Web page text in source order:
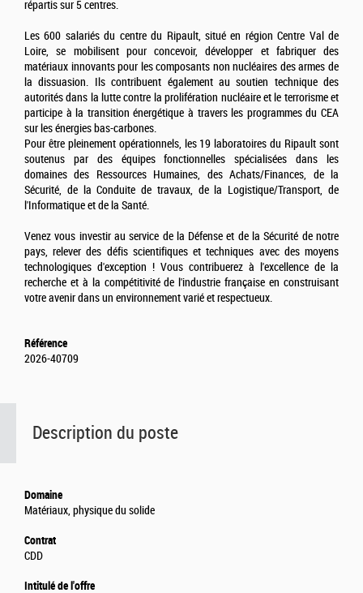
Description du poste
Domaine
Matériaux, physique du solide
Contrat
CDD
Intitulé de l'offre
répartis sur 5 centres.
Les 600 salariés du centre du Ripault, situé en région Centre Val de
Loire, se mobilisent pour concevoir, développer et fabriquer des
matériaux innovants pour les composants non nucléaires des armes de
la dissuasion. Ils contribuent également au soutien technique des
autorités dans la lutte contre la prolifération nucléaire et le terrorisme et
participe à la transition énergétique à travers les programmes du CEA
sur les énergies bas-carbones.
Pour être pleinement opérationnels, les 19 laboratoires du Ripault sont
soutenus par des équipes fonctionnelles spécialisées dans les
domaines des Ressources Humaines, des Achats/Finances, de la
Sécurité, de la Conduite de travaux, de la Logistique/Transport, de
l'Informatique et de la Santé.
Venez vous investir au service de la Défense et de la Sécurité de notre
pays, relever des défis scientifiques et techniques avec des moyens
technologiques d'exception ! Vous contribuerez à l'excellence de la
recherche et à la compétitivité de l'industrie française en construisant
votre avenir dans un environnement varié et respectueux.
Référence
2026-40709